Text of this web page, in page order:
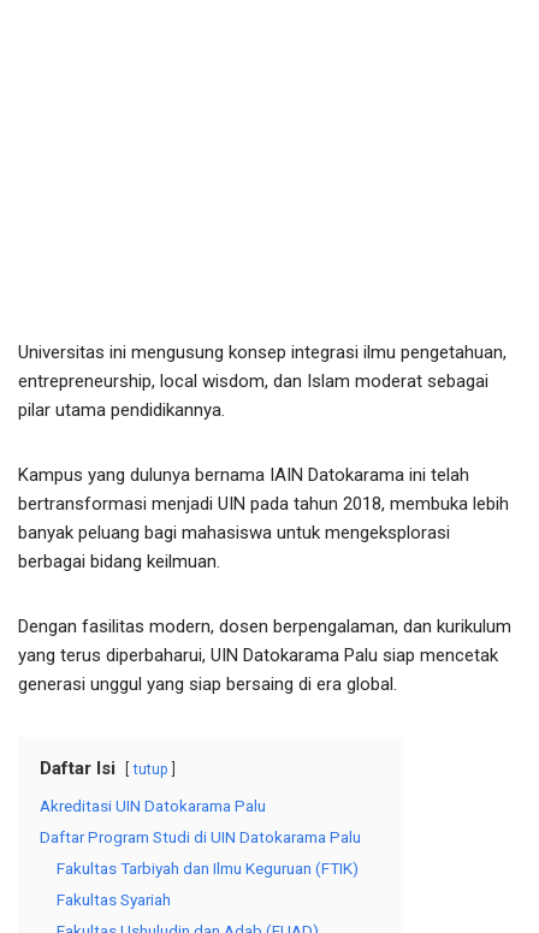
Universitas ini mengusung konsep integrasi ilmu pengetahuan,
entrepreneurship, local wisdom, dan Islam moderat sebagai
pilar utama pendidikannya.
Kampus yang dulunya bernama IAIN Datokarama ini telah
bertransformasi menjadi UIN pada tahun 2018, membuka lebih
banyak peluang bagi mahasiswa untuk mengeksplorasi
berbagai bidang keilmuan.
Dengan fasilitas modern, dosen berpengalaman, dan kurikulum
yang terus diperbaharui, UIN Datokarama Palu siap mencetak
generasi unggul yang siap bersaing di era global.
Daftar Isi tutup
Akreditasi UIN Datokarama Palu
Daftar Program Studi di UIN Datokarama Palu
Fakultas Tarbiyah dan Ilmu Keguruan (FTIK)
Fakultas Syariah